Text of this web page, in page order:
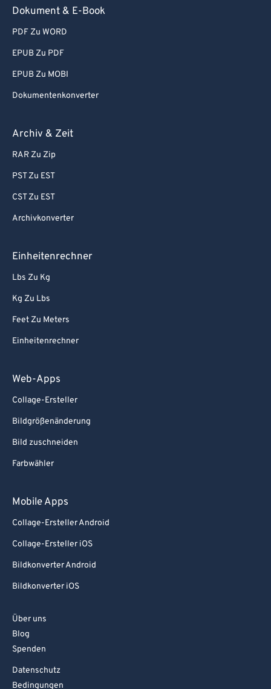
Dokument & E-Book
PDF Zu WORD
EPUB Zu PDF
EPUB Zu MOBI
Dokumentenkonverter
Archiv & Zeit
RAR Zu Zip
PST Zu EST
CST Zu EST
Archivkonverter
Einheitenrechner
Lbs Zu Kg
Kg Zu Lbs
Feet Zu Meters
Einheitenrechner
Web-Apps
Collage-Ersteller
Bildgrößenänderung
Bild zuschneiden
Farbwähler
Mobile Apps
Collage-Ersteller Android
Collage-Ersteller iOS
Bildkonverter Android
Bildkonverter iOS
Über uns
Blog
Spenden
Datenschutz
Bedingungen